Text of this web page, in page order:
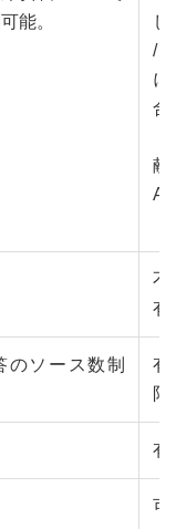
能。
/
合
献
AI
不
有
のソース数制
有
限
有
可